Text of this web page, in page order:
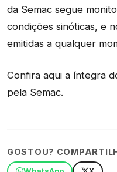
da Semac segue
condições sinóticas, e
emitidas a qualquer
Confira aqui a íntegra
pela Semac.
GOSTOU?